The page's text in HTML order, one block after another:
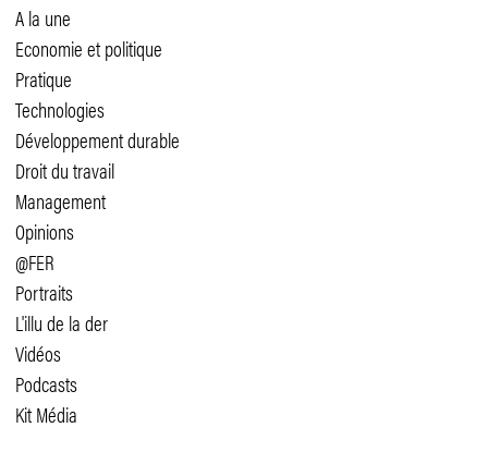
A la une
Economie et politique
Pratique
Technologies
Développement durable
Droit du travail
Management
Opinions
@FER
Portraits
L'illu de la der
Vidéos
Podcasts
Kit Média